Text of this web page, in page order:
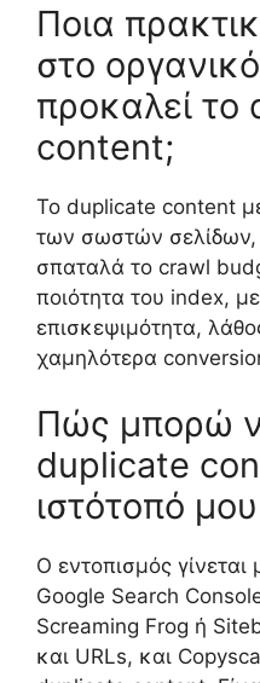
Ποια
στο
προκαλεί το
content;
Το duplicate content
των σωστών σελίδων,
σπαταλά το crawl
ποιότητα του index,
επισκεψιμότητα,
χαμηλότερα
Πώς μπορώ
duplicate
ιστότοπό
Ο εντοπισμός
Google Search
Screaming Frog ή
και URLs, και